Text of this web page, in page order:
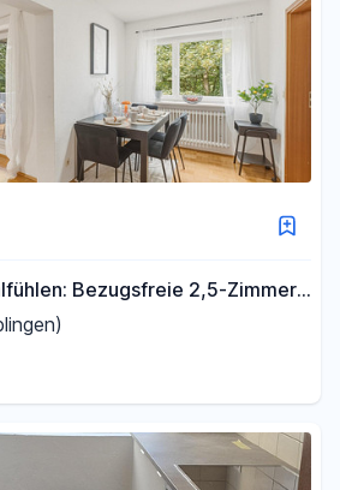
Bezugsfreie 2,5-Zimmer-